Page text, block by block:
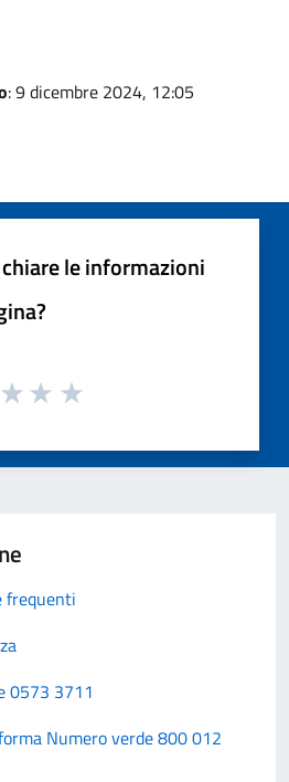
: 9 dicembre 2024, 12:05
le informazioni
frequenti
0573 3711
Numero verde 800 012